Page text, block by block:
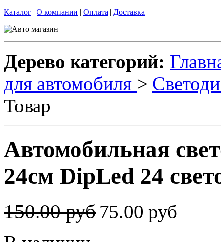
Каталог | О компании | Оплата | Доставка
Дерево категорий:
для автомобиля >
Товар
Автомобильная
24см DipLed 24
150.00 руб 75.00 руб